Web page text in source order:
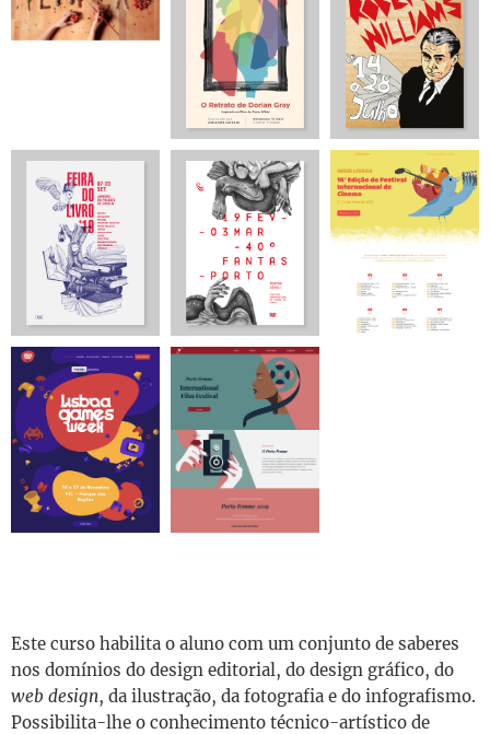
Este curso habilita o aluno com um conjunto de saberes
nos domínios do design editorial, do design gráfico, do
web design, da ilustração, da fotografia e do infografismo.
Possibilita-lhe o conhecimento técnico-artístico de